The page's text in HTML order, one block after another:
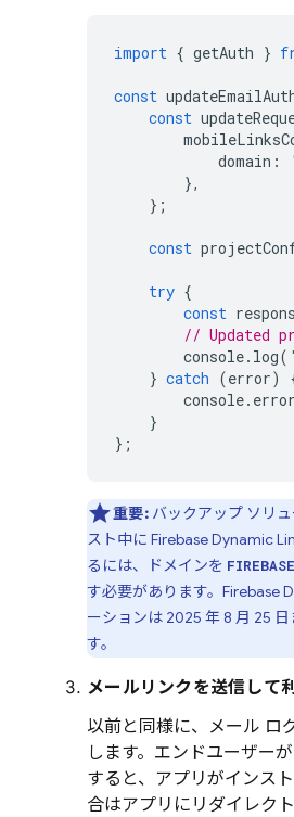
import { getAuth }
const
const
domain :
},
};
const
try {
const
// Updated
console. log(
} catch (error)
console. error
}
};
重要:バックアップ ソリ
スト中に Firebase Dynamic
るには、ドメインを
す必要があります。 Firebase
ーションは 2025 年 8 月 25
す。
メールリンクを送信して
以前と同様に、メール ロ
します。エンドユーザー
すると、アプリがインス
合はアプリにリダイレク